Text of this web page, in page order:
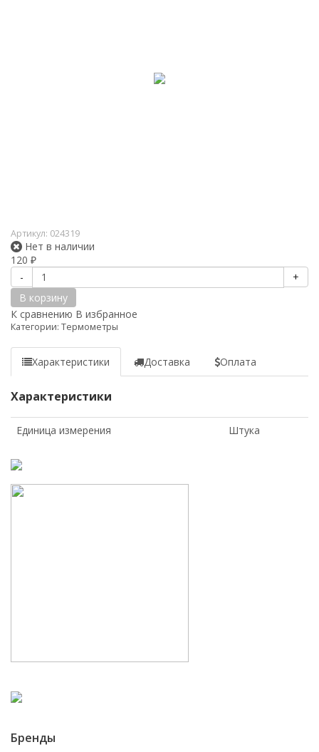
Артикул: 024319
Нет в наличии
120 ₽
-
+
В корзину
К сравнению В избранное
Категории: Термометры
Характеристики Доставка Оплата
Характеристики
Единица измерения Штука
Бренды